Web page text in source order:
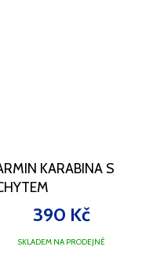
KARABINA S
SKLADEM NA PRODEJNĚ
390 Kč